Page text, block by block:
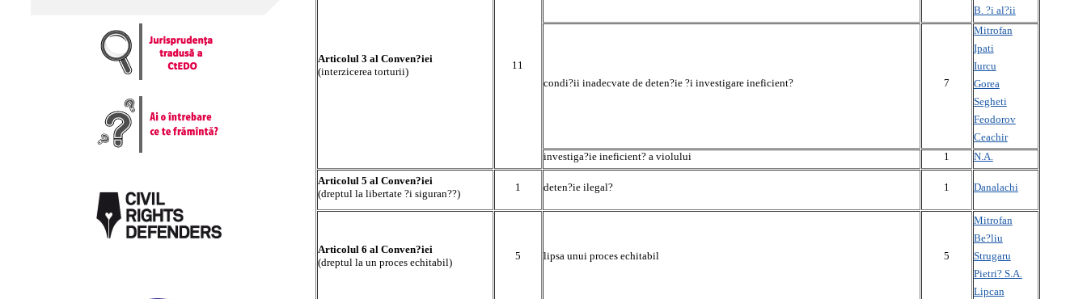
Articolul 3 al Conven?iei
(interzicerea torturii)
11
B. ?i al?ii
condi?ii inadecvate de deten?ie?i investigare ineficient? 7
Mitrofan
Ipati
Iurcu
Gorea
Segheti
Feodorov
Ceachir
investiga?ie ineficient? a violului
1
N.A.
Articolul 5 al Conven?iei
(dreptul la libertate ?i siguran??)
1 deten?ie ilegal? 1 Danalachi
Articolul 6 al Conven?iei
(dreptul la un proces echitabil)
5 lipsa unui proces echitabil 5
Mitrofan
Be?liu
Strugaru
Pietri? S.A.
Lipcan